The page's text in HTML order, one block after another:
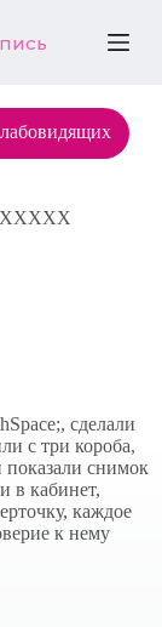
сделали
с три короба,
снимок
в кабинет,
каждое
к нему